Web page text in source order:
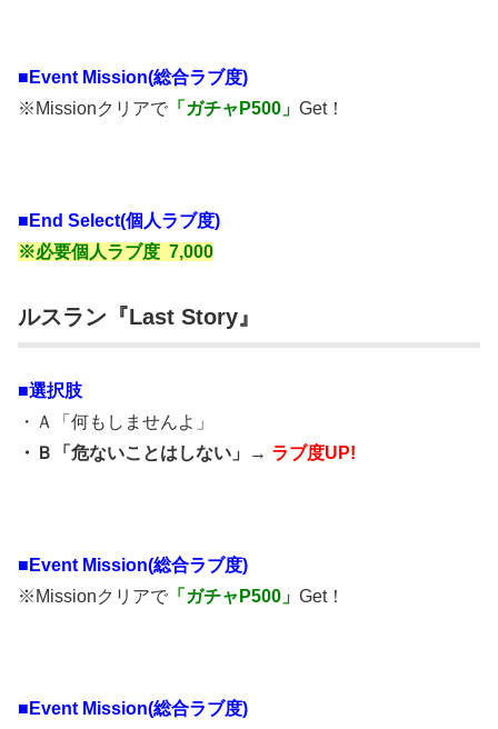
■ Event Mission(総合ラブ度)
※Missionクリアで 「ガチャP500」 Get！
■End Select(個人ラブ度)
※必要個人ラブ度 7,000
ルスラン『Last Story』
■選択肢
・Ａ「何もしませんよ」
・Ｂ「危ないことはしない」→ ラブ度UP!
■ Event Mission(総合ラブ度)
※Missionクリアで 「ガチャP500」 Get！
■ Event Mission(総合ラブ度)